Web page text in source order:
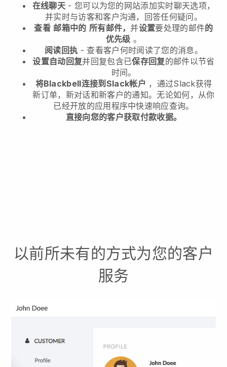
在线聊天- 您可以为您的网站添加实时聊天选项，
并实时与访客和客户沟通，回答任何疑问。
查看 邮箱中的 所有邮件，并设置要处理的邮件的
优先级 。
阅读回执 - 查看客户何时阅读了您的消息。
设置自动回复并回复包含已保存回复的邮件以节省
时间。
将Blackbell连接到Slack帐户 ，通过Slack获得
新订单，新对话和新客户的通知。无论如何，从你
已经开放的应用程序中快速响应查询。
直接向您的客户获取付款收据。
以前所未有的方式为您的客户
服务